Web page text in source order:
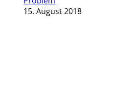
15. August 2018